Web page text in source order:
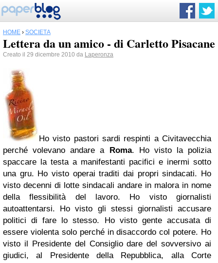
HOME › SOCIETÀ
Lettera da un amico - di Carletto Pisacane
Creato il 29 dicembre 2010 da Laperonza
Ho visto pastori sardi respinti a Civitavecchia
perché volevano andare a Roma. Ho visto la polizia
spaccare la testa a manifestanti pacifici e inermi sotto
una gru. Ho visto operai traditi dai propri sindacati. Ho
visto decenni di lotte sindacali andare in malora in nome
della flessibilità del lavoro. Ho visto giornalisti
autoattentarsi. Ho visto gli stessi giornalisti accusare
politici di fare lo stesso. Ho visto gente accusata di
essere violenta solo perché in disaccordo col potere. Ho
visto il Presidente del Consiglio dare del sovversivo ai
giudici, al Presidente della Repubblica, alla Corte